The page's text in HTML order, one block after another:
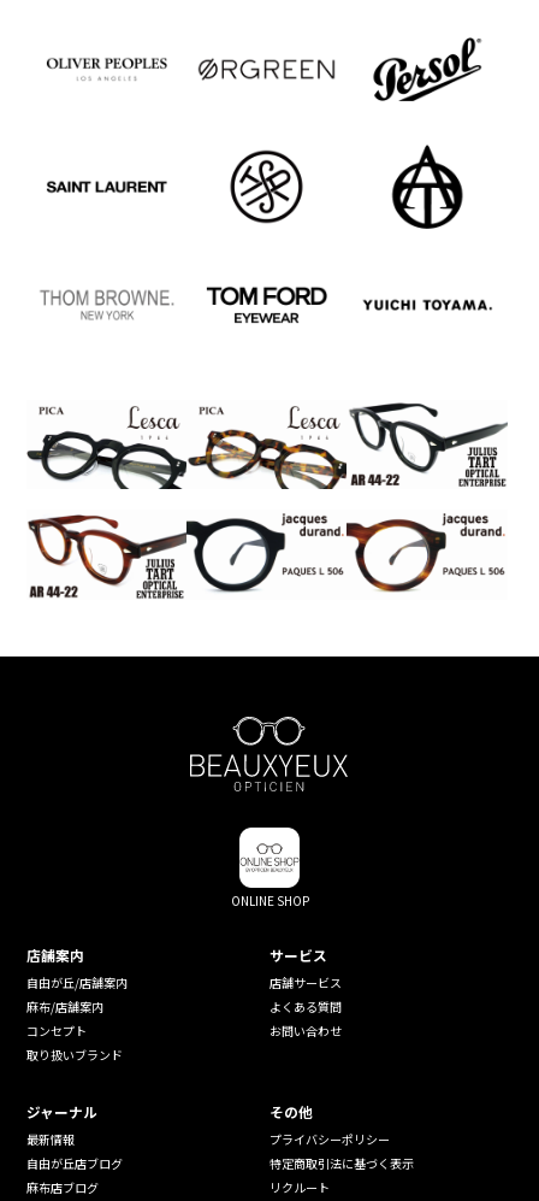
ONLINE SHOP
店舗案内
自由が丘/店舗案内
麻布/店舗案内
コンセプト
取り扱いブランド
サービス
店舗サービス
よくある質問
お問い合わせ
ジャーナル
最新情報
自由が丘店ブログ
麻布店ブログ
その他
プライバシーポリシー
特定商取引法に基づく表示
リクルート